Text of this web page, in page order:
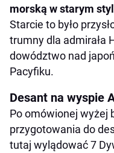
morską w starym
Starcie to było
trumny dla admirała
dowództwo nad
Pacyfiku.
Desant na wyspie
Po omówionej wyżej
przygotowania do
tutaj wylądować 7